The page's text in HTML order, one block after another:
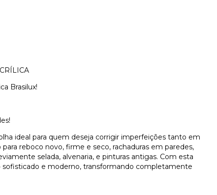
Brasilux!
ideal para quem deseja corrigir imperfeições tanto em
reboco novo, firme e seco, rachaduras em paredes,
selada, alvenaria, e pinturas antigas. Com esta
e moderno, transformando completamente